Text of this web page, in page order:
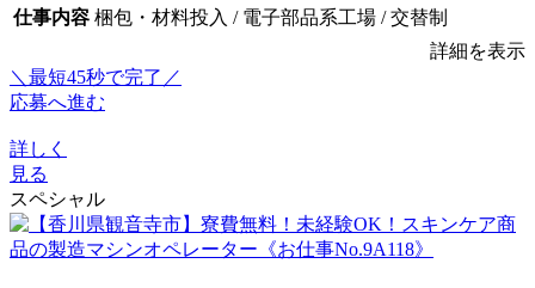
仕事内容 梱包・材料投入 / 電子部品系工場 / 交替制
詳細を表示
＼最短45秒で完了／
応募へ進む
詳しく
見る
スペシャル